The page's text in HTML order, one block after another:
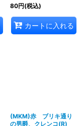
80円(税込)
カートに入れる
(MKM)赤 ブリキ通り
の男爵、クレンコ(R)